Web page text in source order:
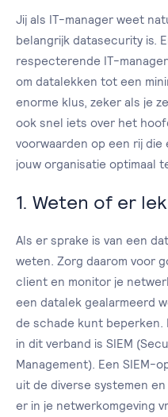
Jij als IT-manager weet
belangrijk datasecurity is.
respecterende IT-
om datalekken tot een
enorme klus, zeker als je
ook snel iets over het
voorwaarden op een rij die
jouw organisatie optimaal
1. Weten of er
Als er sprake is van een
weten. Zorg daarom voor
client en monitor je
een datalek gealarmeerd
de schade kunt beperken.
in dit verband is SIEM
Management). Een SIEM-
uit de diverse systemen
er in je netwerkomgeving